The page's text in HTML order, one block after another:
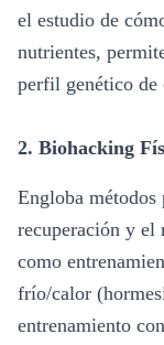
el estudio de
nutrientes,
perfil genético de
2. Biohacking
Engloba
recuperación y
como
frío/calor
entrenamiento